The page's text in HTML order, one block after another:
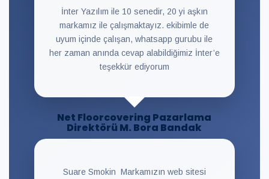
İnter Yazılım ile 10 senedir, 20 yi aşkın
markamız ile çalışmaktayız. ekibimle de
uyum içinde çalışan, whatsapp gurubu ile
her zaman anında cevap alabildiğimiz İnter’e
teşekkür ediyorum
Net Floorcovering Pazarlama
Direktörü M. Bora Bandak
Suare Smokin Markamızın web sitesi